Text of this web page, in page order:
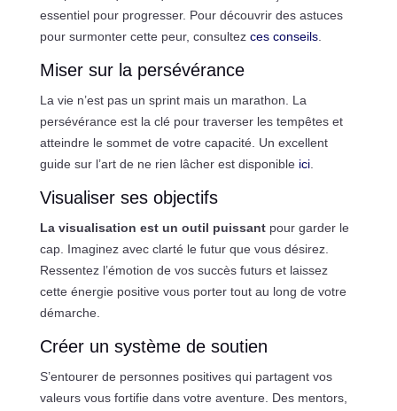
essentiel pour progresser. Pour découvrir des astuces
pour surmonter cette peur, consultez ces conseils.
Miser sur la persévérance
La vie n’est pas un sprint mais un marathon. La
persévérance est la clé pour traverser les tempêtes et
atteindre le sommet de votre capacité. Un excellent
guide sur l’art de ne rien lâcher est disponible ici.
Visualiser ses objectifs
La visualisation est un outil puissantpour garder le
cap. Imaginez avec clarté le futur que vous désirez.
Ressentez l’émotion de vos succès futurs et laissez
cette énergie positive vous porter tout au long de votre
démarche.
Créer un système de soutien
S’entourer de personnes positives qui partagent vos
valeurs vous fortifie dans votre aventure. Des mentors,